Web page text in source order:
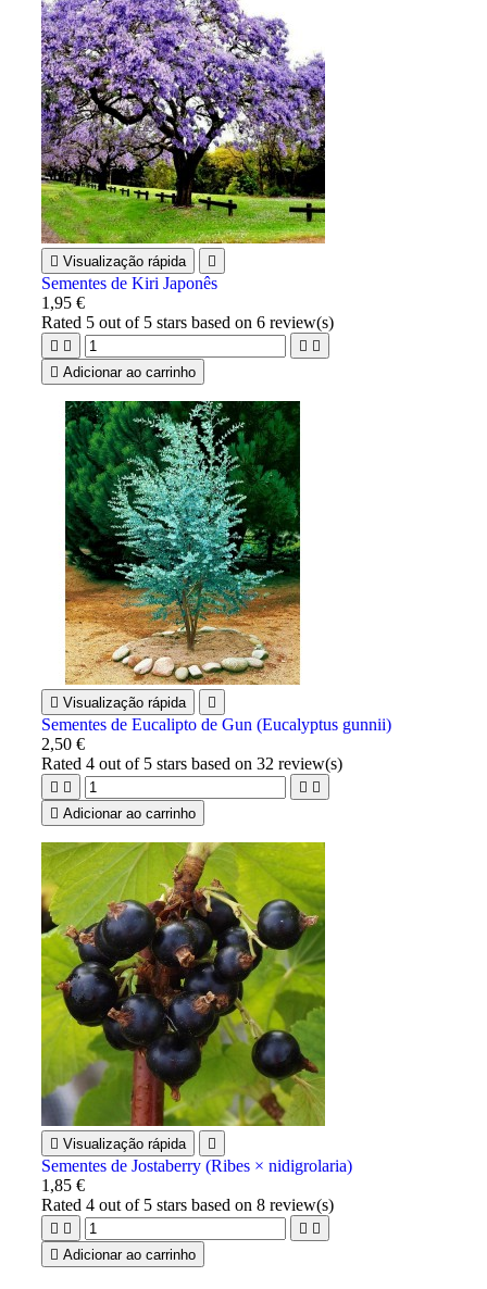
 Visualização rápida 
Sementes de Kiri Japonês
1,95 €
Rated 5 out of 5 stars based on6 review(s)
   
 Adicionar ao carrinho
 Visualização rápida 
Sementes de Eucalipto de Gun (Eucalyptus gunnii)
2,50 €
Rated4 out of 5 stars based on32 review(s)
   
 Adicionar ao carrinho
 Visualização rápida 
Sementes de Jostaberry (Ribes × nidigrolaria)
1,85 €
Rated4 out of 5 stars based on8 review(s)
   
 Adicionar ao carrinho